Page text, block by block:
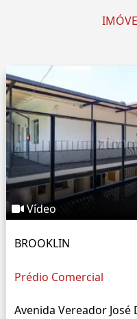
Vídeo
BROOKLIN
Prédio Comercial
Avenida Vereador José